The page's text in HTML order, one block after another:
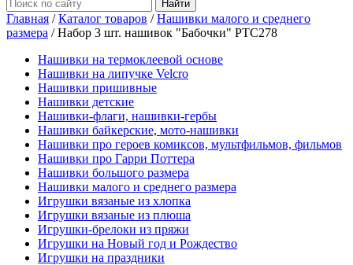
Главная /Каталог товаров /Нашивки малого и среднего
размера /Набор 3 шт. нашивок "Бабочки" PTC278
Нашивки на термоклеевой основе
Нашивки на липучке Velcro
Нашивки пришивные
Нашивки детские
Нашивки-флаги, нашивки-гербы
Нашивки байкерские, мото-нашивки
Нашивки про героев комиксов, мультфильмов, фильмов
Нашивки про Гарри Поттера
Нашивки большого размера
Нашивки малого и среднего размера
Игрушки вязаные из хлопка
Игрушки вязаные из плюша
Игрушки-брелоки из пряжи
Игрушки на Новый год и Рождество
Игрушки на праздники